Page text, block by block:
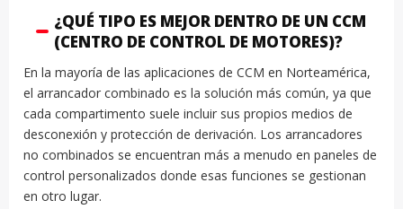
¿QUÉ TIPO ES MEJOR DENTRO DE UN CCM
(CENTRO DE CONTROL DE MOTORES)?
En la mayoría de las aplicaciones de CCM en Norteamérica,
el arrancador combinado es la solución más común, ya que
cada compartimento suele incluir sus propios medios de
desconexión y protección de derivación. Los arrancadores
no combinados se encuentran más a menudo en paneles de
control personalizados donde esas funciones se gestionan
en otro lugar.